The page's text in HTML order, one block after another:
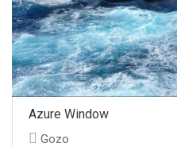
Azure Window
Gozo